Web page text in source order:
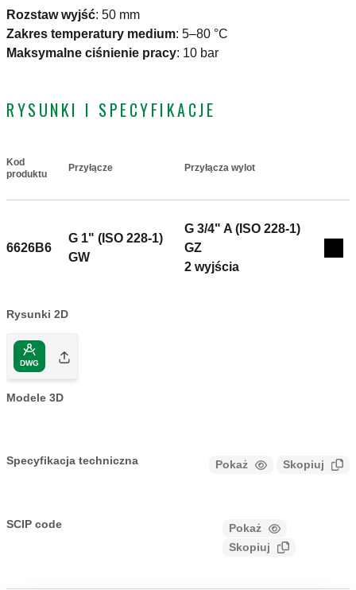
Rozstaw wyjść: 50 mm
Zakres temperatury medium: 5–80 °C
Maksymalne ciśnienie pracy: 10 bar
RYSUNKI I SPECYFIKACJE
Kod
produktu
Przyłącze Przyłącza wylot
6626B6
G 1" (ISO 228-1)
GW
G 3/4" A (ISO 228-1)
GZ
2 wyjścia
Rysunki 2D
DWG
Modele 3D
Specyfikacja techniczna Pokaż Skopiuj
rozdzielacz powrotny z zaworami odcinającymi z
możliwością przyłączenia siłownika termoelektrycznego; -
SCIP code
Pokaż
Skopiuj